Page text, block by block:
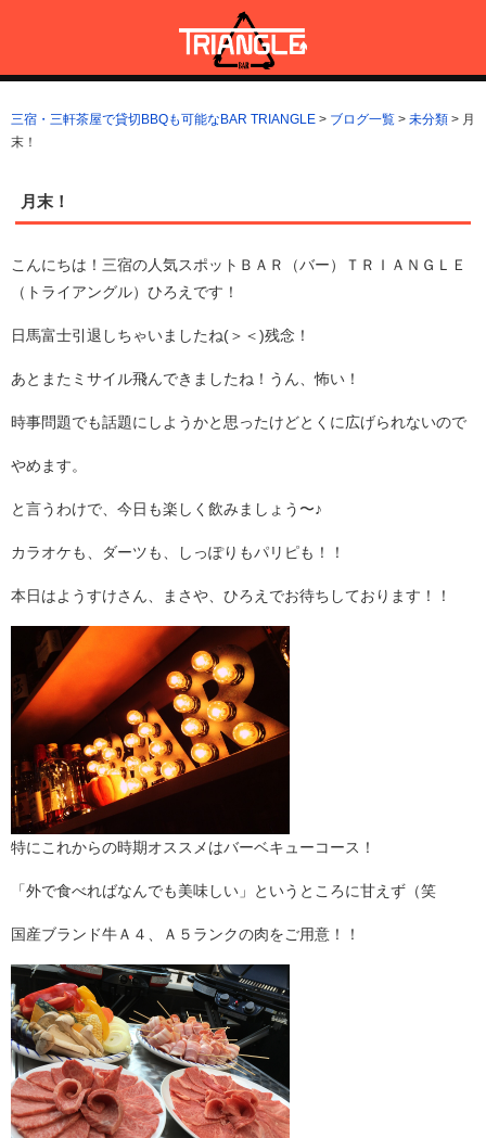
ン
へ
ス
三宿・三軒茶屋で貸切BBQも可能なBAR TRIANGLE
三宿・三軒茶屋A5ランクの貸切BBQも可能なBAR TRIANGLE(バー・
トライアングル)
三宿・三軒茶屋で貸切BBQも可能なBAR TRIANGLE > ブログ一覧 > 未分類 > 月
末！
月末！
こんにちは！三宿の人気スポットＢＡＲ（バー）ＴＲＩＡＮＧＬＥ
（トライアングル）ひろえです！
日馬富士引退しちゃいましたね(＞＜)残念！
あとまたミサイル飛んできましたね！うん、怖い！
時事問題でも話題にしようかと思ったけどとくに広げられないので
やめます。
と言うわけで、今日も楽しく飲みましょう〜♪
カラオケも、ダーツも、しっぽりもパリピも！！
本日はようすけさん、まさや、ひろえでお待ちしております！！
特にこれからの時期オススメはバーベキューコース！
「外で食べればなんでも美味しい」というところに甘えず（笑
国産ブランド牛Ａ４、Ａ５ランクの肉をご用意！！